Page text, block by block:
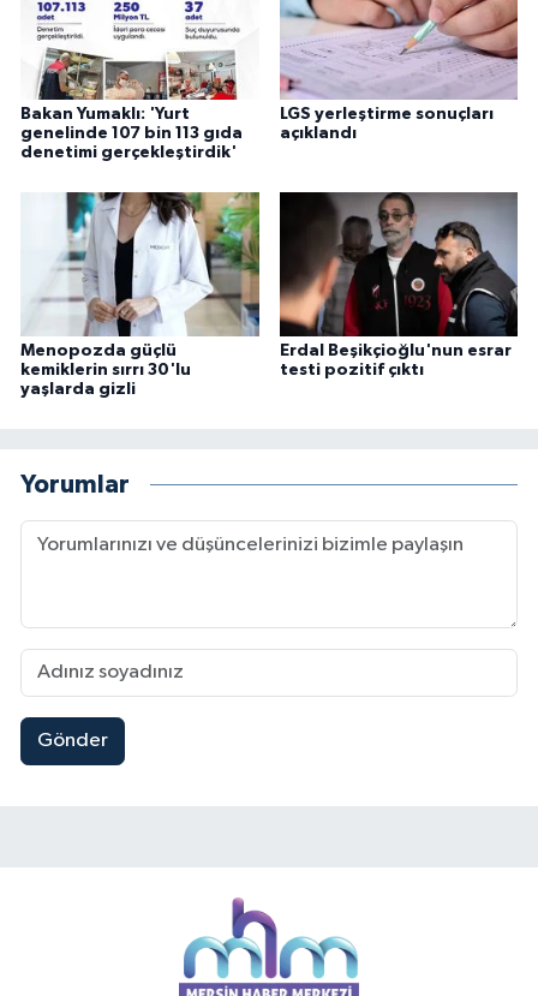
Bakan Yumaklı: 'Yurt
genelinde 107 bin 113 gıda
denetimi gerçekleştirdik'
LGS yerleştirme sonuçları
açıklandı
Menopozda güçlü
kemiklerin sırrı 30'lu
yaşlarda gizli
Erdal Beşikçioğlu'nun esrar
testi pozitif çıktı
Yorumlar
Gönder